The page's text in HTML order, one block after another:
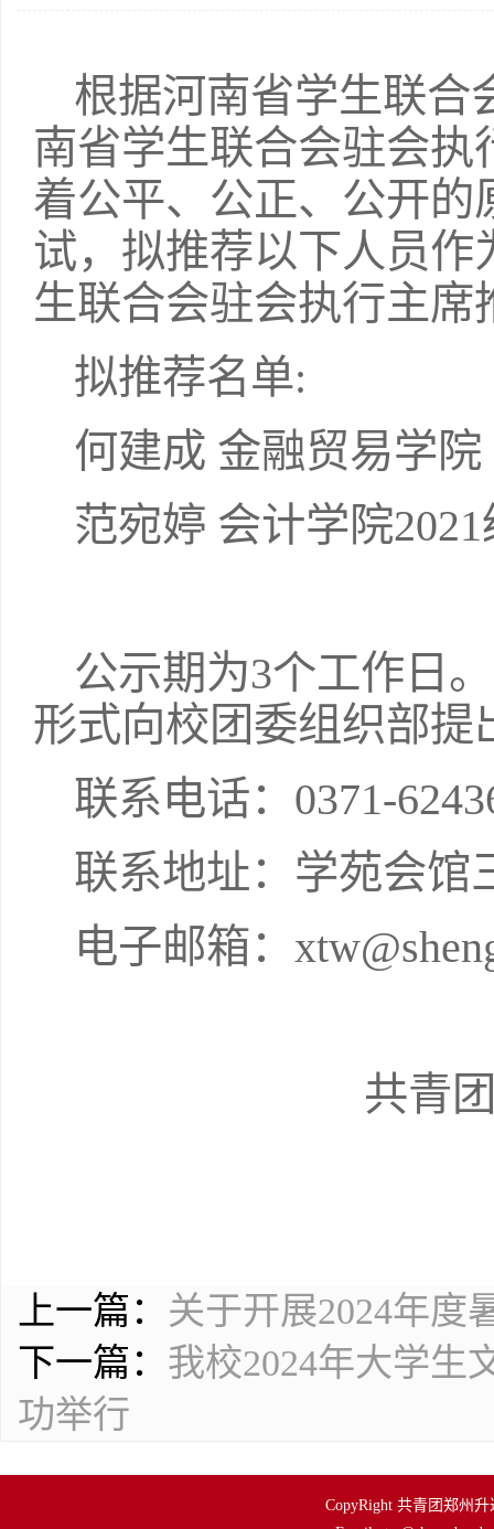
根据河南省学生联合
南省学生联合会驻会
着公平、公正、公开
试，拟推荐以下人员作
生联合会驻会执行主
拟推荐名单:
何建成 金融贸易学
范宛婷 会计学院
公示期为3个工作日
形式向校团委组织部提
联系电话：0371-
联系地址：学苑会馆
电子邮箱：
共青
上一篇： 关于开展2024年度
下一篇： 我校2024年大学生
功举行
CopyRight 共青团郑州